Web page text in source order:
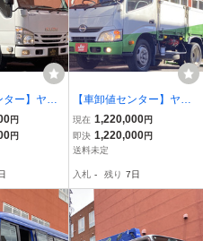
ター】ヤフ
新明和
載2トン 5ト
ートマ4ナ
円
円
【車卸値センター】ヤフ
オク特価!デュトロ 新明和
パワーゲート ガス屋仕様
アルミブロックLPG
現在 1,220,000円
即決 1,220,000円
送料未定
入札 - 残り 7日